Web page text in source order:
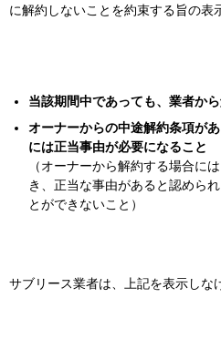
に解約しないことを約束する旨の表
当該期間中であっても、 業者か
オーナーからの中途解約条項が
には正当事由が必要になること
（オーナーから解約する場合に
き、正当な事由があると認めら
とができないこと）
サブリース業者は、上記を表示しな